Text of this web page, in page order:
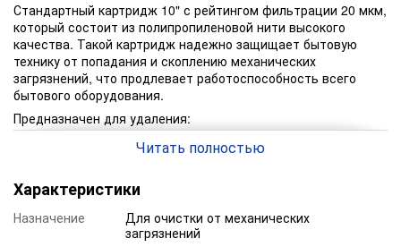
Стандартный картридж 10" с рейтингом фильтрации 20 мкм,
который состоит из полипропиленовой нити высокого
качества. Такой картридж надежно защищает бытовую
технику от попадания и скоплению механических
загрязнений, что продлевает работоспособность всего
бытового оборудования.
Предназначен для удаления:
механических частиц;
окалины;
Читать полностью
Характеристики
Назначение
Для очистки от механических
загрязнений